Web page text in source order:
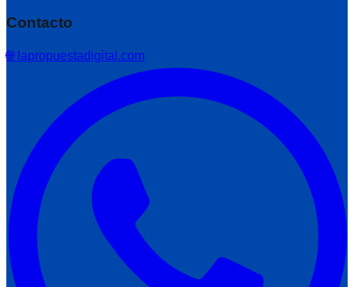
Contacto
🌐 lapropuestadigital.com